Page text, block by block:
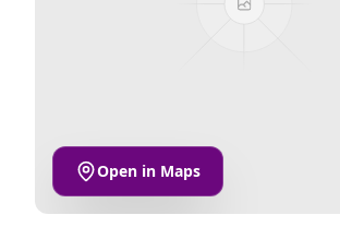
Open in Maps